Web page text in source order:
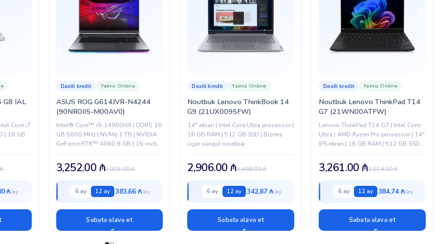
Xeyr
Gümüşü
Lenovo
G8 IAL
Core i7
| 16 GB
₼
₼
ASUS ROG G614JVR-N4244
(90NR0II5-M00AV0)
Daxili kredit Yalnız Online
Intel® Core™ i9-14900HX | DDR5 16
GB 5600 MHz | NVMe 1 TB | NVIDIA
GeForce RTX™ 4060 8 GB | 16-inch
3,903.00₼
3,252.00 ₼
6 ay 12 ay 383,66 ₼
Səbətə əlavə et
Noutbuk Lenovo ThinkBook 14
G9 (21UX0095FW)
Daxili kredit Yalnız Online
14″ ekran | Intel Core Ultra prosessor |
16 GB RAM | 512 GB SSD | Biznes
üçün yüngül noutbuk
3,488.00₼
2,906.00 ₼
6 ay 12 ay 342,87 ₼
Səbətə əlavə et
Noutbuk Lenovo ThinkPad T14
G7 (21WN00ATFW)
Daxili kredit Yalnız Online
Lenovo ThinkPad T14 G7 | Intel Core
Ultra / AMD Ryzen Pro prosessor | 14″
IPS ekran | 16 GB RAM | 512 GB SSD |
3,914.00₼
3,261.00 ₼
6 ay 12 ay 384,74 ₼
Səbətə əlavə et